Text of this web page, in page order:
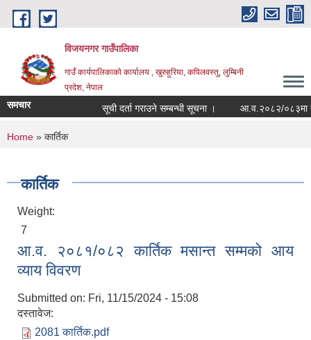
Skip to main content
विजयनगर गाउँपालिका
गाउँ कार्यपालिकाको कार्यालय , खुरुहुरिया, कपिलवस्तु, लुम्बिनी
प्रदेश, नेपाल
समचार सूची दर्ता गराउने सम्बन्धी सूचना । आ.व.२०८२/०८३मा
You are here
Home » कार्तिक
कार्तिक
Weight:
7
आ.व. २०८१/०८२ कार्तिक मसान्त सम्मको आय
व्याय विवरण
Submitted on: Fri, 11/15/2024 - 15:08
दस्तावेज:
2081 कार्तिक.pdf